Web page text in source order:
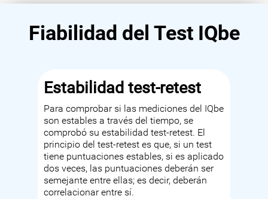
Fiabilidad del Test IQbe
Estabilidad test-retest
Para comprobar si las mediciones del IQbe
son estables a través del tiempo, se
comprobó su estabilidad test-retest. El
principio del test-retest es que, si un test
tiene puntuaciones estables, si es aplicado
dos veces, las puntuaciones deberán ser
semejante entre ellas; es decir, deberán
correlacionar entre sí.